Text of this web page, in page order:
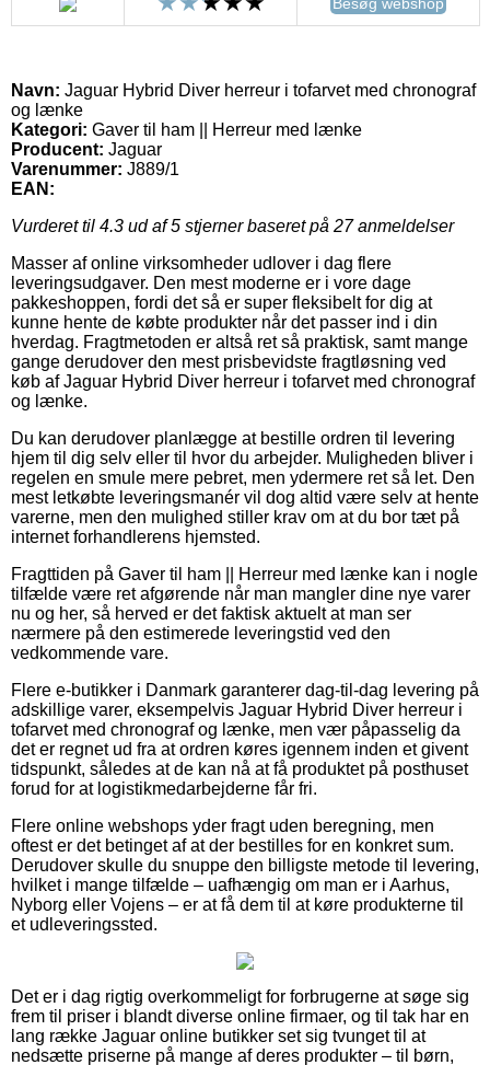
Navn: Jaguar Hybrid Diver herreur i tofarvet med chronograf
og lænke
Kategori: Gaver til ham || Herreur med lænke
Producent: Jaguar
Varenummer: J889/1
EAN:
Vurderet til 4.3 ud af 5 stjerner baseret på 27anmeldelser
Masser af online virksomheder udlover i dag flere
leveringsudgaver. Den mest moderne er i vore dage
pakkeshoppen, fordi det så er super fleksibelt for dig at
kunne hente de købte produkter når det passer ind i din
hverdag. Fragtmetoden er altså ret så praktisk, samt mange
gange derudover den mest prisbevidste fragtløsning ved
køb af Jaguar Hybrid Diver herreur i tofarvet med chronograf
og lænke.
Du kan derudover planlægge at bestille ordren til levering
hjem til dig selv eller til hvor du arbejder. Muligheden bliver i
regelen en smule mere pebret, men ydermere ret så let. Den
mest letkøbte leveringsmanér vil dog altid være selv at hente
varerne, men den mulighed stiller krav om at du bor tæt på
internet forhandlerens hjemsted.
Fragttiden på Gaver til ham || Herreur med lænke kan i nogle
tilfælde være ret afgørende når man mangler dine nye varer
nu og her, så herved er det faktisk aktuelt at man ser
nærmere på den estimerede leveringstid ved den
vedkommende vare.
Flere e-butikker i Danmark garanterer dag-til-dag levering på
adskillige varer, eksempelvis Jaguar Hybrid Diver herreur i
tofarvet med chronograf og lænke, men vær påpasselig da
det er regnet ud fra at ordren køres igennem inden et givent
tidspunkt, således at de kan nå at få produktet på posthuset
forud for at logistikmedarbejderne får fri.
Flere online webshops yder fragt uden beregning, men
oftest er det betinget af at der bestilles for en konkret sum.
Derudover skulle du snuppe den billigste metode til levering,
hvilket i mange tilfælde – uafhængig om man er i Aarhus,
Nyborg eller Vojens – er at få dem til at køre produkterne til
et udleveringssted.
Det er i dag rigtig overkommeligt for forbrugerne at søge sig
frem til priser i blandt diverse online firmaer, og til tak har en
lang række Jaguar online butikker set sig tvunget til at
nedsætte priserne på mange af deres produkter – til børn,